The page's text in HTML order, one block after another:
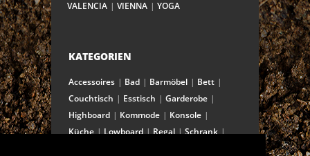
VALENCIA
VIENNA YOGA
KATEGORIEN
Accessoires Bad Barmöbel
Bett
Couchtisch
Esstisch
Garderobe
Highboard
Kommode
Konsole
Küche
Lowboard Regal
Schrank